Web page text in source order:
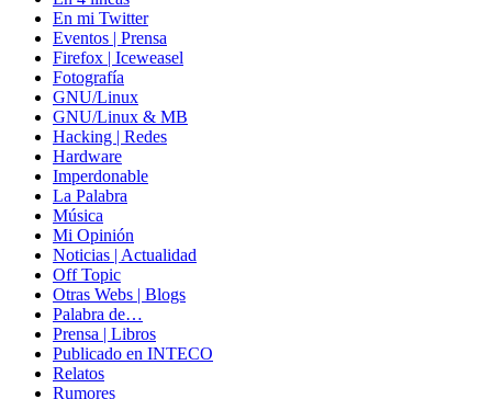
En mi Twitter
Eventos | Prensa
Firefox | Iceweasel
Fotografía
GNU/Linux
GNU/Linux & MB
Hacking | Redes
Hardware
Imperdonable
La Palabra
Música
Mi Opinión
Noticias | Actualidad
Off Topic
Otras Webs | Blogs
Palabra de…
Prensa | Libros
Publicado en INTECO
Relatos
Rumores